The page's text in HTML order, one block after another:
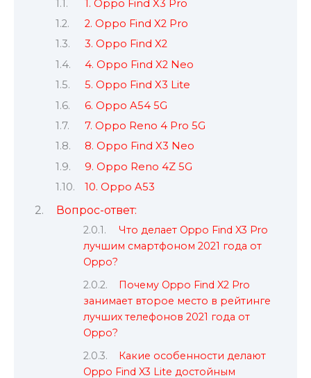
1. Oppo Find X3 Pro
2. Oppo Find X2 Pro
3. Oppo Find X2
4. Oppo Find X2 Neo
5. Oppo Find X3 Lite
6. Oppo A54 5G
7. Oppo Reno 4 Pro 5G
8. Oppo Find X3 Neo
9. Oppo Reno 4Z 5G
10. Oppo A53
Вопрос-ответ:
Что делает Oppo Find X3 Pro
лучшим смартфоном 2021 года от
Oppo?
Почему Oppo Find X2 Pro
занимает второе место в рейтинге
лучших телефонов 2021 года от
Oppo?
Какие особенности делают
Oppo Find X3 Lite достойным